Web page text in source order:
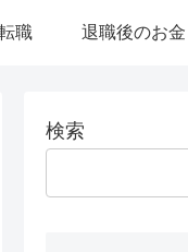
職 退職後のお
検索